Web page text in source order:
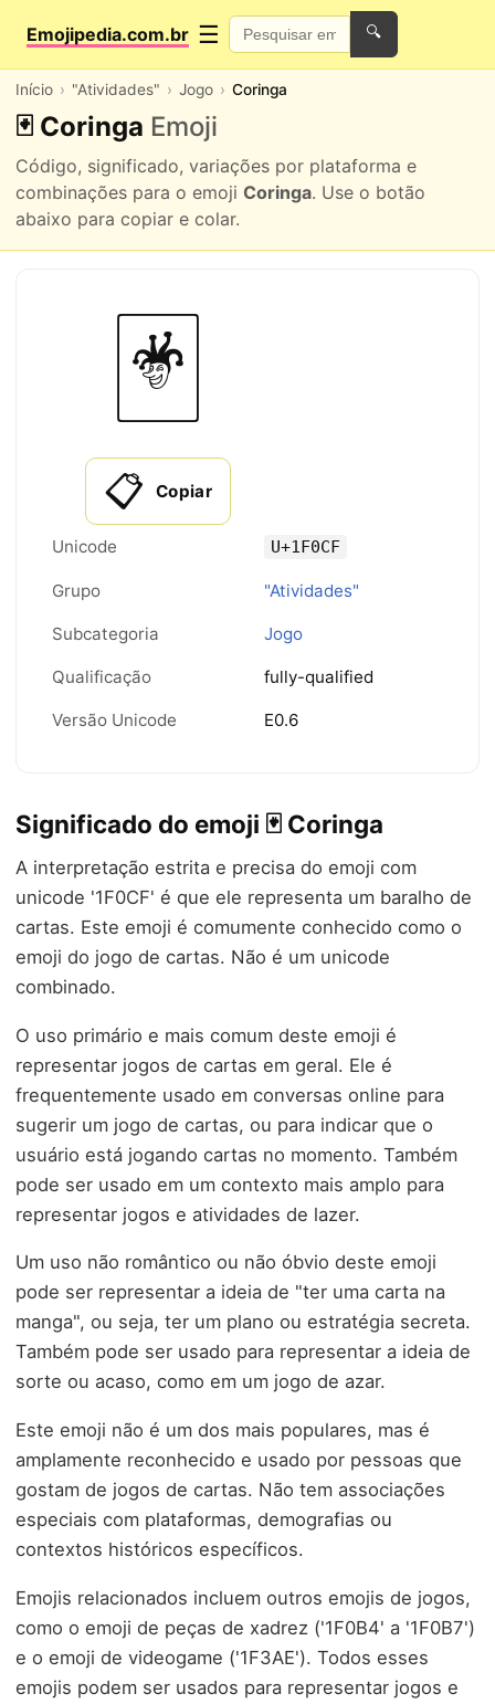
Emojipedia.com.br ☰ 🔍
Início "Atividades" Jogo Coringa
🃏 Coringa Emoji
Código, significado, variações por plataforma e
combinações para o emoji Coringa. Use o botão
abaixo para copiar e colar.
🃏
📋 Copiar
Unicode U+1F0CF
Grupo "Atividades"
Subcategoria Jogo
Qualificação fully-qualified
Versão Unicode E0.6
Significado do emoji 🃏 Coringa
A interpretação estrita e precisa do emoji com
unicode '1F0CF' é que ele representa um baralho de
cartas. Este emoji é comumente conhecido como o
emoji do jogo de cartas. Não é um unicode
combinado.
O uso primário e mais comum deste emoji é
representar jogos de cartas em geral. Ele é
frequentemente usado em conversas online para
sugerir um jogo de cartas, ou para indicar que o
usuário está jogando cartas no momento. Também
pode ser usado em um contexto mais amplo para
representar jogos e atividades de lazer.
Um uso não romântico ou não óbvio deste emoji
pode ser representar a ideia de "ter uma carta na
manga", ou seja, ter um plano ou estratégia secreta.
Também pode ser usado para representar a ideia de
sorte ou acaso, como em um jogo de azar.
Este emoji não é um dos mais populares, mas é
amplamente reconhecido e usado por pessoas que
gostam de jogos de cartas. Não tem associações
especiais com plataformas, demografias ou
contextos históricos específicos.
Emojis relacionados incluem outros emojis de jogos,
como o emoji de peças de xadrez ('1F0B4' a '1F0B7')
e o emoji de videogame ('1F3AE'). Todos esses
emojis podem ser usados para representar jogos e